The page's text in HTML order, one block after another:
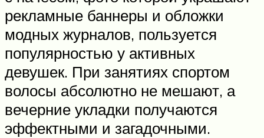
рекламные баннеры и обложки
модных журналов, пользуется
популярностью у активных
девушек. При занятиях спортом
волосы абсолютно не мешают, а
вечерние укладки получаются
эффектными и загадочными.